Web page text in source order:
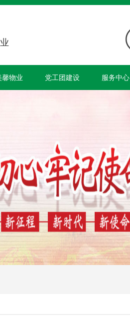
馨物业 党工团建设 服务中心